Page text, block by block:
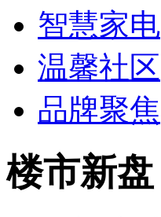
智慧家电
温馨社区
品牌聚焦
楼市新盘